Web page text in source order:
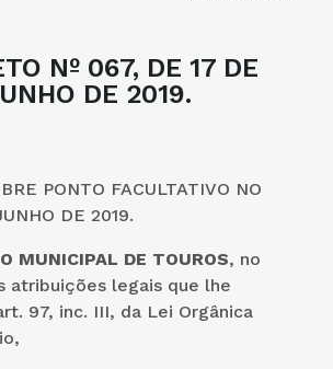
Nº 067, DE 17 DE
DE 2019.
PONTO FACULTATIVO NO
DE 2019.
MUNICIPAL DE TOUROS, no
atribuições legais que lhe
97, inc. III, da Lei Orgânica